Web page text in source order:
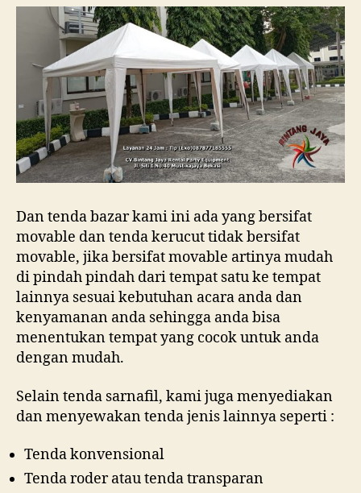
Dan tenda bazar kami ini ada yang bersifat
movable dan tenda kerucut tidak bersifat
movable, jika bersifat movable artinya mudah
di pindah pindah dari tempat satu ke tempat
lainnya sesuai kebutuhan acara anda dan
kenyamanan anda sehingga anda bisa
menentukan tempat yang cocok untuk anda
dengan mudah.
Selain tenda sarnafil, kami juga menyediakan
dan menyewakan tenda jenis lainnya seperti :
Tenda konvensional
Tenda roder atau tenda transparan